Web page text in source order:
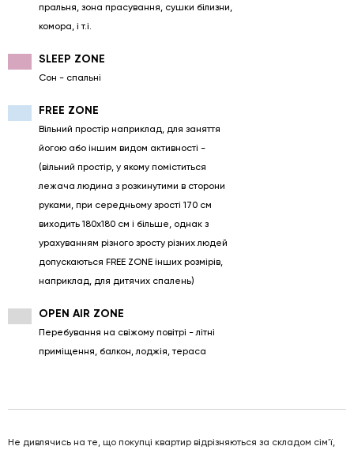
пральня, зона прасування, сушки білизни,
комора, і т.і.
SLEEP ZONE
Сон - спальні
FREE ZONE
Вільний простір наприклад, для заняття
йогою або іншим видом активності -
(вільний простір, у якому поміститься
лежача людина з розкинутими в сторони
руками, при середньому зрості 170 см
виходить 180х180 см і більше, однак з
урахуванням різного зросту різних людей
допускаються FREE ZONE інших розмірів,
наприклад, для дитячих спалень)
OPEN AIR ZONE
Перебування на свіжому повітрі - літні
приміщення, балкон, лоджія, тераса
Не дивлячись на те, що покупці квартир відрізняються за складом сім'ї,